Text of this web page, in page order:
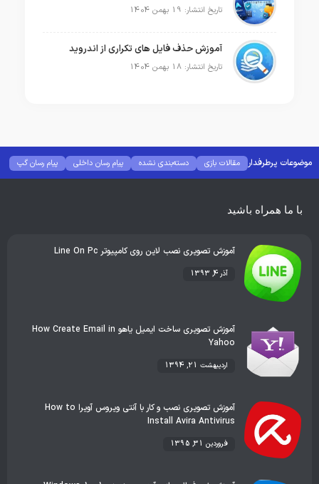
تاریخ انتشار: 19 بهمن 1404
آموزش حذف فایل های تکراری از اندروید
تاریخ انتشار: 18 بهمن 1404
موضوعات پرطرفدار مقالات بازی دسته‌بندی نشده پیام رسان داخلی
پیام رسان گپ
بهترین گجت ها
هوش مصنوعی رفع خطا و ارور
با ما همراه باشید
آموزش تصویری نصب لاین روی کامپیوتر Line On Pc
آذر 4, 1393
آموزش تصویری ساخت ایمیل یاهو How Create Email in
Yahoo
اردیبهشت 21, 1394
آموزش تصویری نصب و کار با آنتی ویروس آویرا How to
Install Avira Antivirus
فروردین 31, 1395